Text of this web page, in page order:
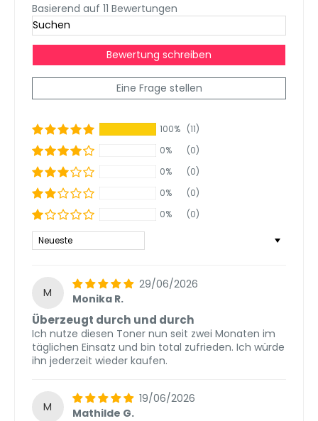
Basierend auf 11 Bewertungen
Bewertung schreiben
Eine Frage stellen
100% (11)
0%
(0)
0%
(0)
0%
(0)
0%
(0)
Sort by
M
29/06/2026
Monika R.
Überzeugt durch und durch
Ich nutze diesen Toner nun seit zwei Monaten im
täglichen Einsatz und bin total zufrieden. Ich würde
ihn jederzeit wieder kaufen.
M
19/06/2026
Mathilde G.